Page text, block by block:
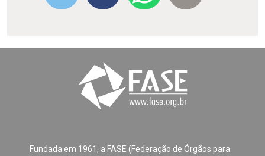
Fundada em 1961, a FASE (Federação de Órgãos para